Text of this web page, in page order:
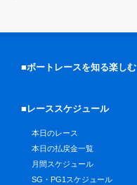
■ボートレースを知る楽しむ
■レーススケジュール
本日のレース
本日の払戻金一覧
月間スケジュール
SG・PG1スケジュール